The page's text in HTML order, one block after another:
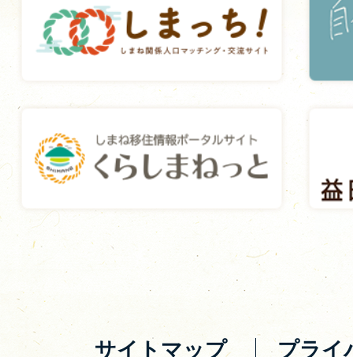
サイトマップ
プライ